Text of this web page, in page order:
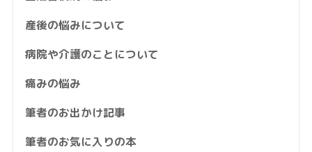
産後の悩みについて
病院や介護のことについて
痛みの悩み
筆者のお出かけ記事
筆者のお気に入りの本